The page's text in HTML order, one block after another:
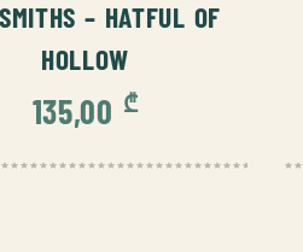
– HATFUL OF
HOLLOW
135,00 ₾